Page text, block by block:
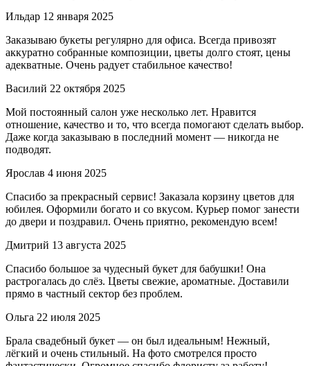
Ильдар 12 января 2025
Заказываю букеты регулярно для офиса. Всегда привозят
аккуратно собранные композиции, цветы долго стоят, цены
адекватные. Очень радует стабильное качество!
Василий 22 октября 2025
Мой постоянный салон уже несколько лет. Нравится
отношение, качество и то, что всегда помогают сделать выбор.
Даже когда заказываю в последний момент — никогда не
подводят.
Ярослав 4 июня 2025
Спасибо за прекрасный сервис! Заказала корзину цветов для
юбилея. Оформили богато и со вкусом. Курьер помог занести
до двери и поздравил. Очень приятно, рекомендую всем!
Дмитрий 13 августа 2025
Спасибо большое за чудесный букет для бабушки! Она
растрогалась до слёз. Цветы свежие, ароматные. Доставили
прямо в частный сектор без проблем.
Ольга 22 июля 2025
Брала свадебный букет — он был идеальным! Нежный,
лёгкий и очень стильный. На фото смотрелся просто